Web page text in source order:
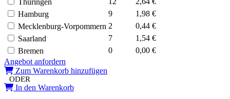
Hamburg
9
1,98 €
Mecklenburg-Vorpommern 2
0,44 €
Saarland
7
1,54 €
Bremen
0
0,00 €
Angebot anfordern
Zum Warenkorb hinzufügen
ODER
In den Warenkorb